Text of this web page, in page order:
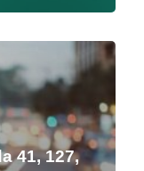
41, 127,